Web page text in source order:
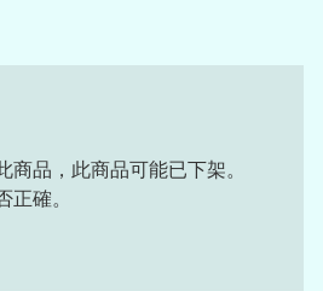
商品，此商品可能已下架。
正確。